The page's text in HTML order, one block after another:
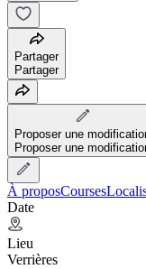
Partager
Partager
Proposer une
Proposer une
À proposCourses
Date
Lieu
Verrières